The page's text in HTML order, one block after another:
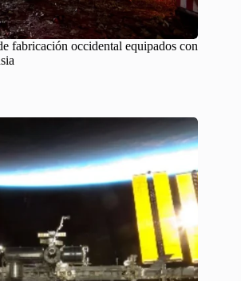
fabricación occidental equipados con